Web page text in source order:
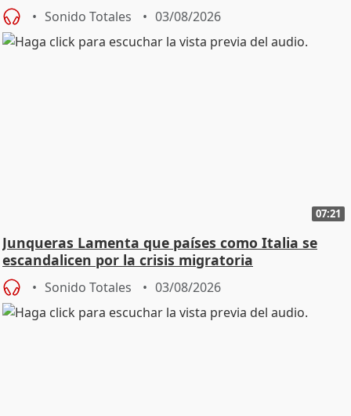
Sonido Totales 03/08/2026
07:21
Junqueras Lamenta que países como Italia se
escandalicen por la crisis migratoria
Sonido Totales 03/08/2026